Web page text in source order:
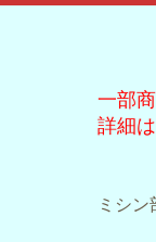
一部
詳細
ミシン